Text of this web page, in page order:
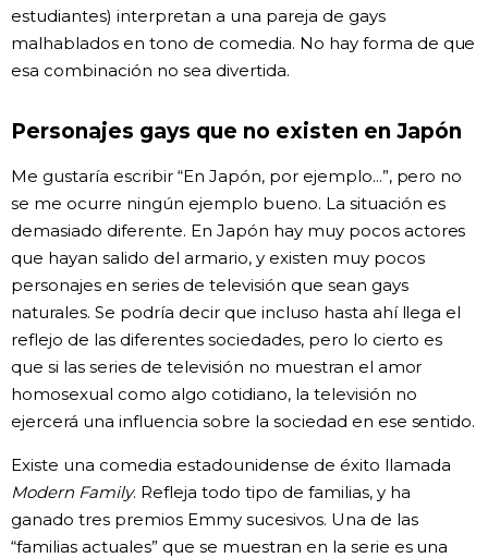
estudiantes) interpretan a una pareja de gays
malhablados en tono de comedia. No hay forma de que
esa combinación no sea divertida.
Personajes gays que no existen en Japón
Me gustaría escribir “En Japón, por ejemplo...”, pero no
se me ocurre ningún ejemplo bueno. La situación es
demasiado diferente. En Japón hay muy pocos actores
que hayan salido del armario, y existen muy pocos
personajes en series de televisión que sean gays
naturales. Se podría decir que incluso hasta ahí llega el
reflejo de las diferentes sociedades, pero lo cierto es
que si las series de televisión no muestran el amor
homosexual como algo cotidiano, la televisión no
ejercerá una influencia sobre la sociedad en ese sentido.
Existe una comedia estadounidense de éxito llamada
Modern Family. Refleja todo tipo de familias, y ha
ganado tres premios Emmy sucesivos. Una de las
“familias actuales” que se muestran en la serie es una